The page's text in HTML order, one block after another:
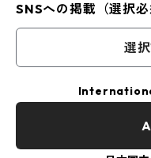
SNSへの掲載（選択必
選